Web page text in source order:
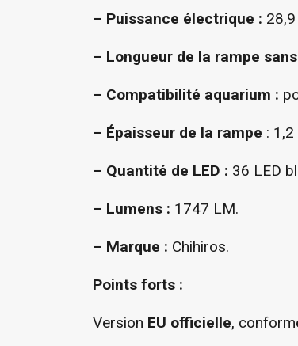
– Puissance électrique :
– Longueur de la rampe
– Compatibilité aquarium :
– Épaisseur de la rampe : 1,2
– Quantité de LED : 36 LED
– Lumens : 1747 LM.
– Marque : Chihiros.
Points forts :
Version EU officielle,